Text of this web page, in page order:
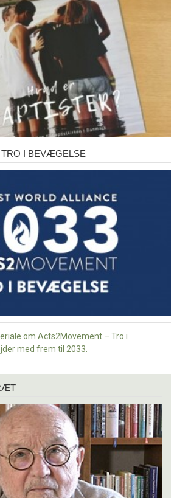
I BEVÆGELSE
om Acts2Movement – Tro i
med frem til 2033.